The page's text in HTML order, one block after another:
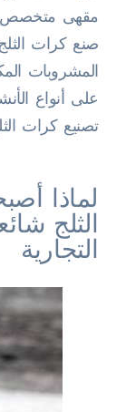
مقهى متخصص,
صنع كرات
المشروبات
على أنواع
تصنيع كرات
لماذا
الثلج
التجارية